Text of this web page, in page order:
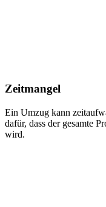
Zeitmangel
Ein Umzug kann
dafür, dass der gesamte
wird.